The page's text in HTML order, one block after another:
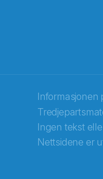
Informasjonen
Ingen tekst
Nettsidene er
Recaptcha